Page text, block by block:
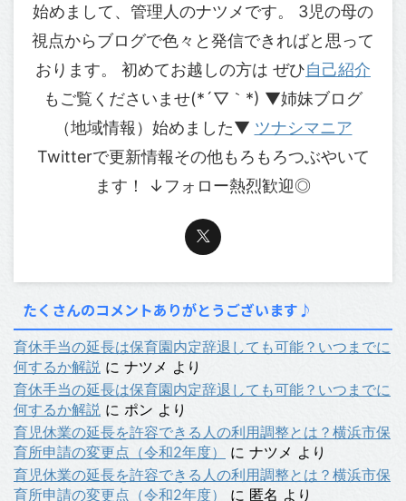
始めまして、管理人のナツメです。 3児の母の
視点からブログで色々と発信できればと思って
おります。 初めてお越しの方は ぜひ自己紹介
もご覧くださいませ(*´▽｀*) ▼姉妹ブログ
（地域情報）始めました▼ ツナシマニア
Twitterで更新情報その他もろもろつぶやいて
ます！ ↓フォロー熱烈歓迎◎
たくさんのコメントありがとうございます♪
育休手当の延長は保育園内定辞退しても可能？いつまでに
何するか解説 に ナツメ より
育休手当の延長は保育園内定辞退しても可能？いつまでに
何するか解説 に ポン より
育児休業の延長を許容できる人の利用調整とは？横浜市保
育所申請の変更点（令和2年度）
に ナツメ より
育児休業の延長を許容できる人の利用調整とは？横浜市保
育所申請の変更点（令和2年度）
に 匿名 より